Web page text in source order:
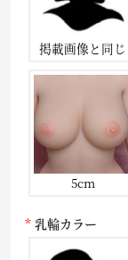
掲載画像と同じ
5cm
乳輪カラー